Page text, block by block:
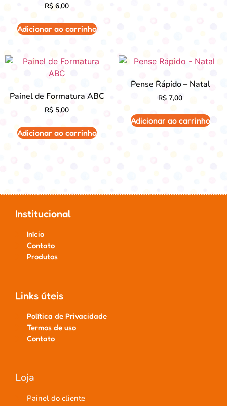
R$ 6,00
Adicionar ao carrinho
Painel de Formatura ABC
R$ 5,00
Adicionar ao carrinho
Pense Rápido – Natal
R$ 7,00
Adicionar ao carrinho
Institucional
Início
Contato
Produtos
Links úteis
Política de Privacidade
Termos de uso
Contato
Loja
Painel do cliente